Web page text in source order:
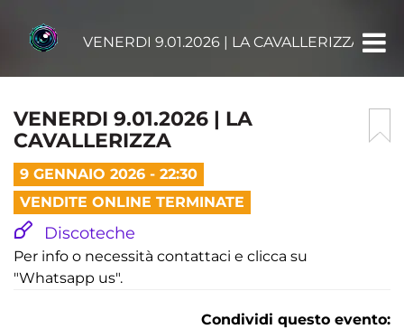
VENERDI 9.01.2026 | LA CAVALLERIZZA
VENERDI 9.01.2026 | LA
CAVALLERIZZA
9 GENNAIO 2026 - 22:30
VENDITE ONLINE TERMINATE
Discoteche
Per info o necessità contattaci e clicca su
"Whatsapp us".
Condividi questo evento: